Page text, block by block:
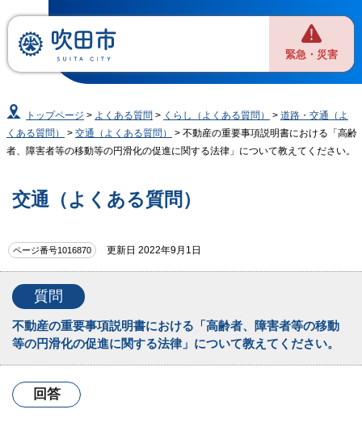
緊急・災害
トップページ > よくある質問 > くらし（よくある質問） >道路・交通（よ
くある質問）
> 交通（よくある質問）
> 不動産の重要事項説明書における「高齢
者、障害者等の移動等の円滑化の促進に関する法律」について教えてください。
交通（よくある質問）
ページ番号1016870 更新日 2022年9月1日
質問
不動産の重要事項説明書における「高齢者、障害者等の移動
等の円滑化の促進に関する法律」について教えてください。
回答